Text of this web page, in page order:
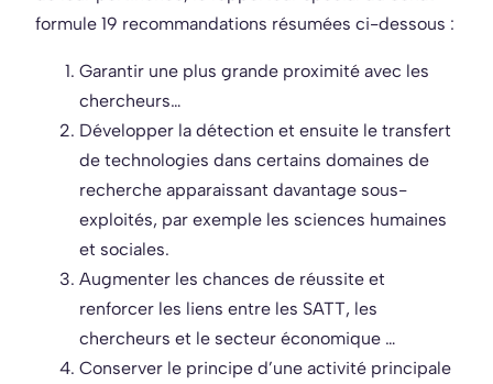
formule 19 recommandations résumées ci-dessous :
Garantir une plus grande proximité avec les
chercheurs…
Développer la détection et ensuite le transfert
de technologies dans certains domaines de
recherche apparaissant davantage sous-
exploités, par exemple les sciences humaines
et sociales.
Augmenter les chances de réussite et
renforcer les liens entre les SATT, les
chercheurs et le secteur économique …
Conserver le principe d’une activité principale